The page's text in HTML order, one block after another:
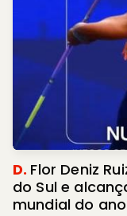
D. Flor Deniz
do Sul e
mundial do ano